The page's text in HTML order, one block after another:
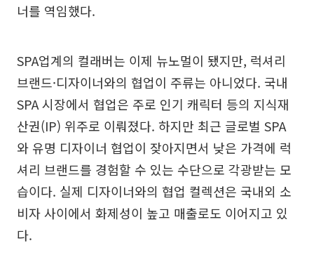
너를 역임했다.
SPA업계의 컬래버는 이제 뉴노멀이 됐지만, 럭셔리
브랜드·디자이너와의 협업이 주류는 아니었다. 국내
SPA 시장에서 협업은 주로 인기 캐릭터 등의 지식재
산권(IP) 위주로 이뤄졌다. 하지만 최근 글로벌 SPA
와 유명 디자이너 협업이 잦아지면서 낮은 가격에 럭
셔리 브랜드를 경험할 수 있는 수단으로 각광받는 모
습이다. 실제 디자이너와의 협업 컬렉션은 국내외 소
비자 사이에서 화제성이 높고 매출로도 이어지고 있
다.